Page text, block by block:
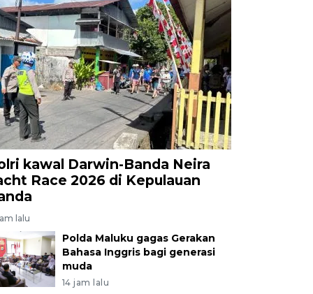
kawal Darwin-Banda Neira
Race 2026 di Kepulauan
lalu
Polda Maluku gagas Gerakan
Bahasa Inggris bagi generasi
muda
14 jam lalu